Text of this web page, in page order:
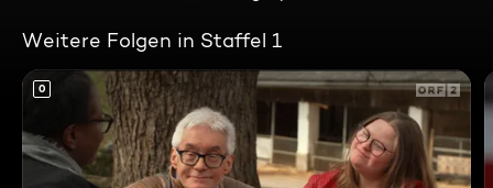
Weitere Folgen in Staffel 1
0